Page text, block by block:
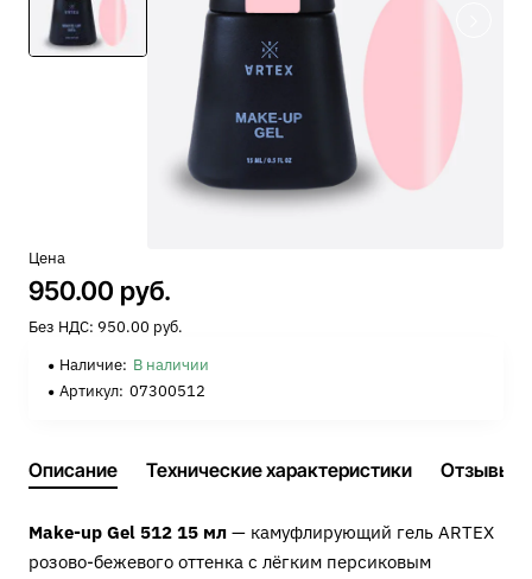
Цена
950.00 руб.
Без НДС: 950.00 руб.
Наличие: В наличии
Артикул: 07300512
Описание Технические характеристики Отзывы
Make-up Gel 512 15 мл — камуфлирующий гель ARTEX
розово-бежевого оттенка с лёгким персиковым